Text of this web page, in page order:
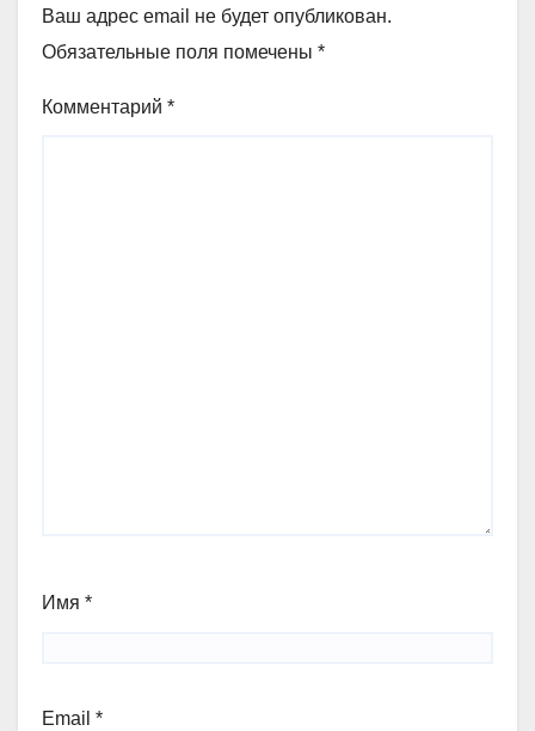
Ваш адрес email не будет опубликован.
Обязательные поля помечены *
Комментарий *
Имя *
Email *